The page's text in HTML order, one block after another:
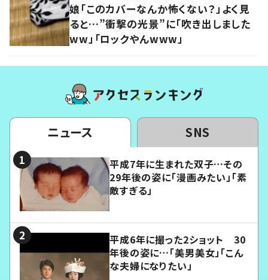
娘「このカバーなんか怖くない？」よく見
ると…”衝撃の光景”に「吹き出しました
ww」「ロックやんwww」
ニュース SNS
平成7年に生まれた双子…その
29年後の姿に「漫画みたい」「素
敵すぎる」
平成6年に撮った2ショット 30
年後の姿に…「美男美女」「こん
な夫婦になりたい」